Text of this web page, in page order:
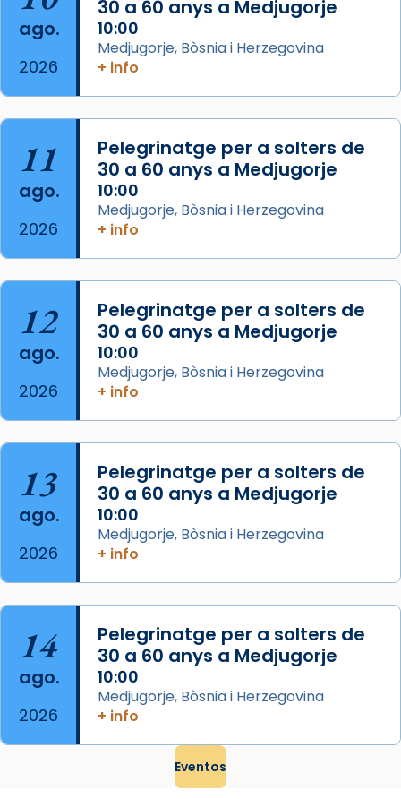
Josep Omella, ha presidit la missa i l’ha
concelebrat el bisbe auxiliar de Barcelona,
Mons. David Abadías.
📸 Dr. G. Simón
Foto
View on Facebook · Share
Arquebisbat de Barcelona
2 weeks ago
Acompanyant la història de sant Cugat, a
partir de l’Edat Mitjana sorgeix la tradició
que les santes Juliana (“relatiu a Júlia”) i
Semproniana (“relatiu a Semprònia =
eterna”) són deixebles seves. I l’any 1667, el
... Ver más
View on Facebook · Share
ago.
2026
30 a 60 anys a Medjugorje
10:00
Medjugorje, Bòsnia i Herzegovina
+ info
11
ago.
2026
Pelegrinatge per a solters de
30 a 60 anys a Medjugorje
10:00
Medjugorje, Bòsnia i Herzegovina
+ info
12
ago.
2026
Pelegrinatge per a solters de
30 a 60 anys a Medjugorje
10:00
Medjugorje, Bòsnia i Herzegovina
+ info
13
ago.
2026
Pelegrinatge per a solters de
30 a 60 anys a Medjugorje
10:00
Medjugorje, Bòsnia i Herzegovina
+ info
14
ago.
2026
Pelegrinatge per a solters de
30 a 60 anys a Medjugorje
10:00
Medjugorje, Bòsnia i Herzegovina
+ info
Eventos